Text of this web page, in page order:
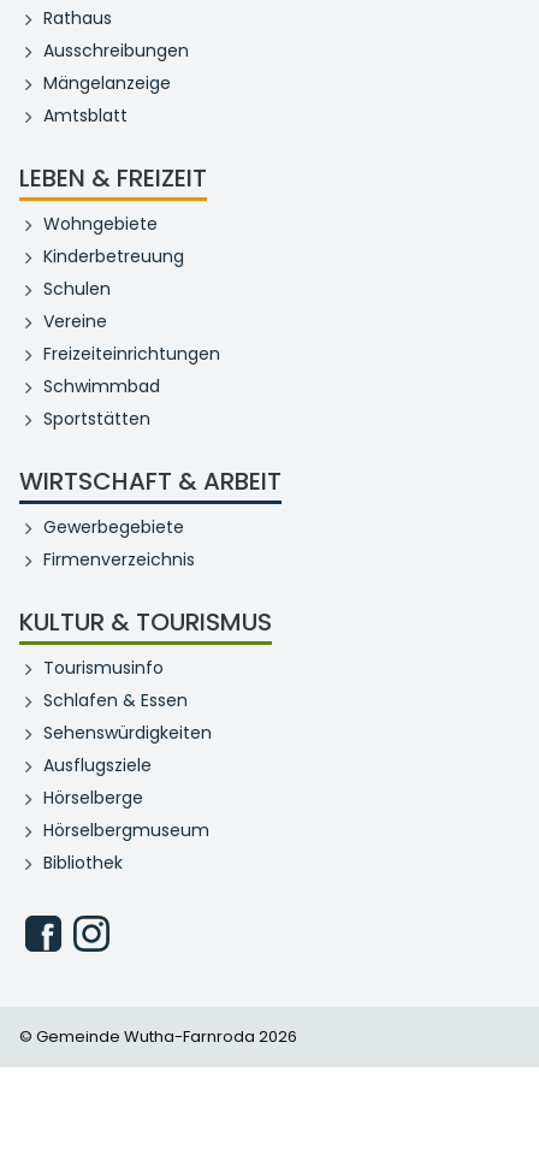
Rathaus
Ausschreibungen
Mängelanzeige
Amtsblatt
LEBEN & FREIZEIT
Wohngebiete
Kinderbetreuung
Schulen
Vereine
Freizeiteinrichtungen
Schwimmbad
Sportstätten
WIRTSCHAFT & ARBEIT
Gewerbegebiete
Firmenverzeichnis
KULTUR & TOURISMUS
Tourismusinfo
Schlafen & Essen
Sehenswürdigkeiten
Ausflugsziele
Hörselberge
Hörselbergmuseum
Bibliothek
© Gemeinde Wutha-Farnroda 2026